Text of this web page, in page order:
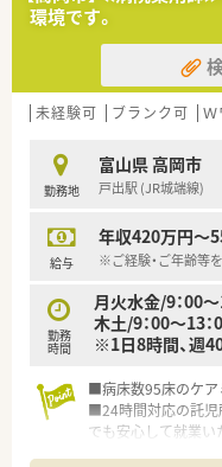
環境です。
未経験可 ブランク可 Ｗ
勤務地
富山県 高岡市
戸出駅 (JR城端線)
給与
年収420万円～
※ご経験・ご年齢等
勤務
時間
月火水金/9：00
木土/9：00～13
※1日8時間、週
■病床数95床のケア
■24時間対応の託児
でも安心して就業い